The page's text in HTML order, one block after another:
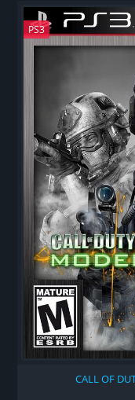
PS3
CALL OF